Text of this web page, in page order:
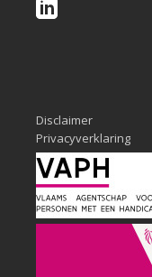
Disclaimer
Privacyverklaring